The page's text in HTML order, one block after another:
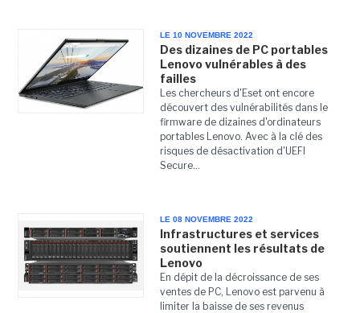
LE 10 NOVEMBRE 2022
Des dizaines de PC portables
Lenovo vulnérables à des
failles
Les chercheurs d'Eset ont encore
découvert des vulnérabilités dans le
firmware de dizaines d'ordinateurs
portables Lenovo. Avec à la clé des
risques de désactivation d'UEFI
Secure...
LE 08 NOVEMBRE 2022
Infrastructures et services
soutiennent les résultats de
Lenovo
En dépit de la décroissance de ses
ventes de PC, Lenovo est parvenu à
limiter la baisse de ses revenus